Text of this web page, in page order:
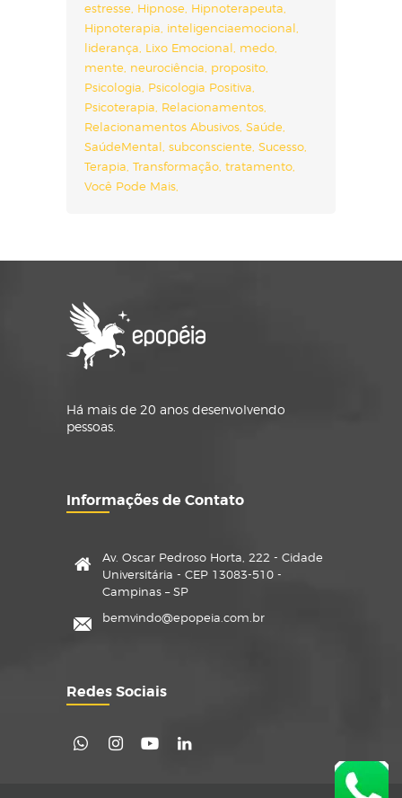
estresse Hipnose Hipnoterapeuta
Hipnoterapia inteligenciaemocional
liderança Lixo Emocional medo
mente neurociência proposito
Psicologia Psicologia Positiva
Psicoterapia Relacionamentos
Relacionamentos Abusivos Saúde
SaúdeMental subconsciente Sucesso
Terapia Transformação tratamento
Você Pode Mais
Há mais de 20 anos desenvolvendo
pessoas.
Informações de Contato
Av. Oscar Pedroso Horta, 222 - Cidade
Universitária - CEP 13083-510 -
Campinas – SP
bemvindo@epopeia.com.br
Redes Sociais